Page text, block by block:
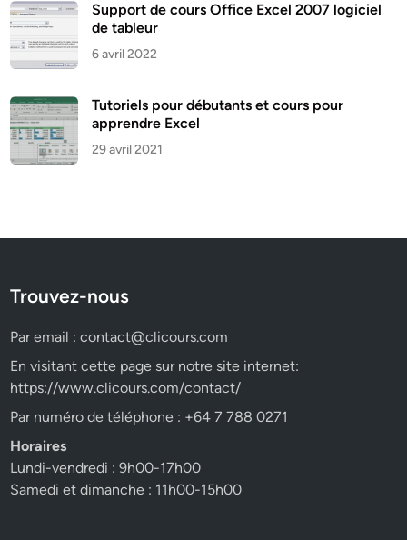
Support de cours Office Excel 2007 logiciel
de tableur
6 avril 2022
Tutoriels pour débutants et cours pour
apprendre Excel
29 avril 2021
Trouvez-nous
Par email :contact@clicours.com
En visitant cette page sur notre site internet:
https://www.clicours.com/contact/
Par numéro de téléphone : +64 7 788 0271
Horaires
Lundi-vendredi : 9h00-17h00
Samedi et dimanche : 11h00-15h00